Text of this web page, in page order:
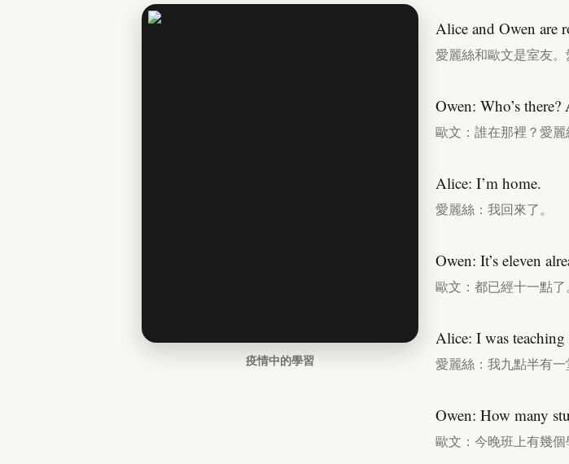
疫情中的學習
Alice and Owen are
愛麗絲和歐文是室友。
Owen: Who’s there?
歐文：誰在那裡？愛麗
Alice: I’m home.
愛麗絲：我回來了。
Owen: It’s eleven
歐文：都已經十一點了
Alice: I was teaching
愛麗絲：我九點半有一
Owen: How many
歐文：今晚班上有幾個